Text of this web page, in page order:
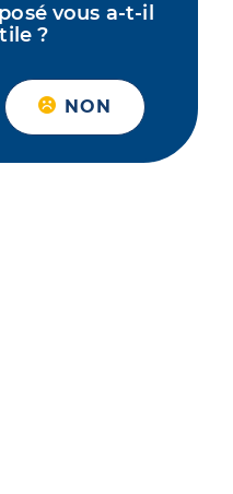
vous a-t-il
?
NON